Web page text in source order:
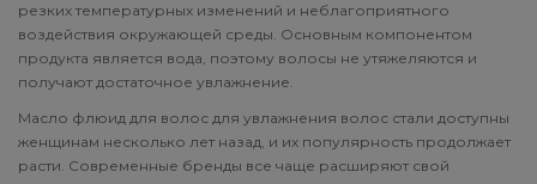
резких температурных изменений и неблагоприятного
воздействия окружающей среды. Основным компонентом
продукта является вода, поэтому волосы не утяжеляются и
получают достаточное увлажнение.
Масло флюид для волос для увлажнения волос стали доступны
женщинам несколько лет назад, и их популярность продолжает
расти. Современные бренды все чаще расширяют свой